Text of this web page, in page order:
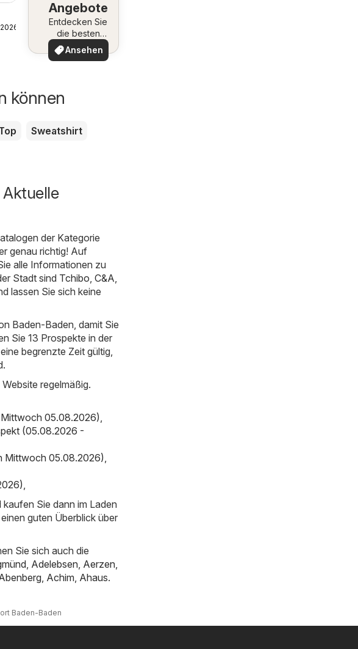
Angebote
Entdecken Sie
die besten
Angebote
Ansehen
können
Sweatshirt
der Kategorie
genau richtig! Auf
alle Informationen zu
Stadt sind Tchibo, C&A,
lassen Sie sich keine
Baden-Baden, damit Sie
Sie 13 Prospekte in der
begrenzte Zeit gültig,
regelmäßig.
05.08.2026),
(05.08.2026 -
Mittwoch 05.08.2026),
,
Sie dann im Laden
guten Überblick über
Sie sich auch die
, Adelebsen, Aerzen,
, Achim, Ahaus.
Baden-Baden